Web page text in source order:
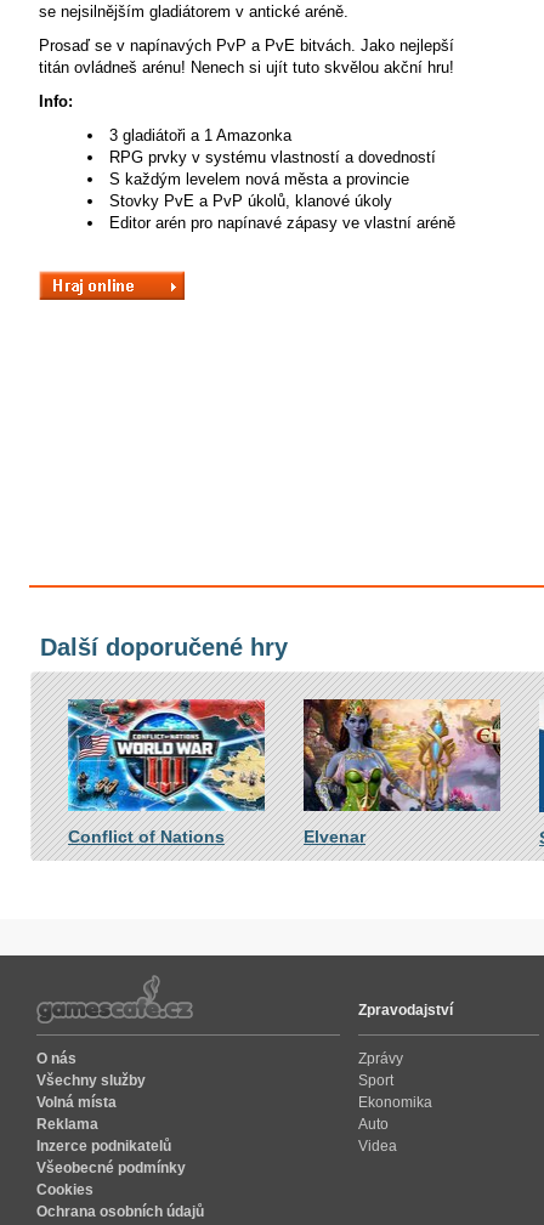
se nejsilnějším gladiátorem v antické aréně.
Prosaď se v napínavých PvP a PvE bitvách. Jako nejlepší
titán ovládneš arénu! Nenech si ujít tuto skvělou akční hru!
Info:
3 gladiátoři a 1 Amazonka
RPG prvky v systému vlastností a dovedností
S každým levelem nová města a provincie
Stovky PvE a PvP úkolů, klanové úkoly
Editor arén pro napínavé zápasy ve vlastní aréně
Další doporučené hry
Conflict of Nations Elvenar
O nás
Všechny služby
Volná místa
Reklama
Inzerce podnikatelů
Všeobecné podmínky
Cookies
Ochrana osobních údajů
Zpravodajství
Zprávy
Sport
Ekonomika
Auto
Videa